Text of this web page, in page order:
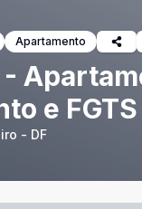
Apartamento
-
e
- DF